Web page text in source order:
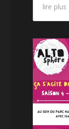
lire plus